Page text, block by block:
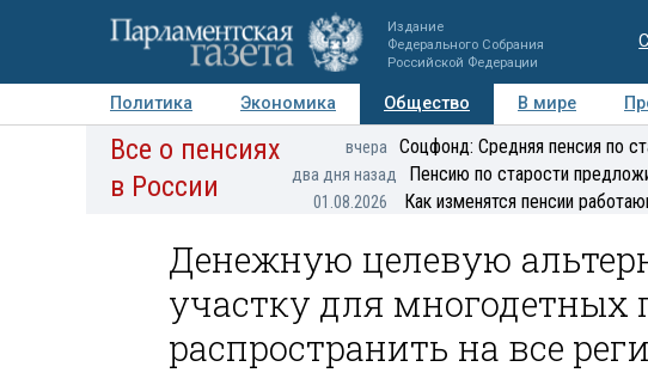
Издание
Федерального Собрания
Российской Федерации
Политика Экономика Общество В мире
Авторы Персоны Мнения Регионы
Все о пенсиях
в России
вчера Соцфонд: Средняя пенсия по
два дня назад Пенсию по старости
01.08.2026 Как изменятся пенсии
Денежную целевую
участку для многодетных
распространить на все